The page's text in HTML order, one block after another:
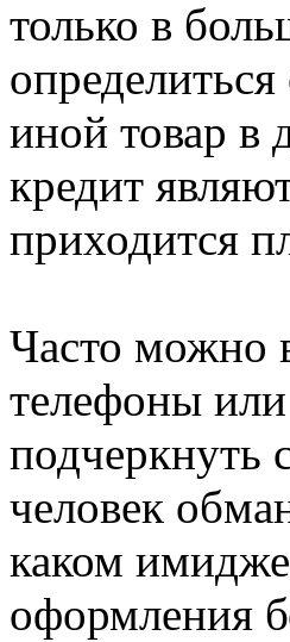
только в
иной товар в
кредит
приходится
Часто можно
телефоны
подчеркнуть
человек
каком имидже
оформления